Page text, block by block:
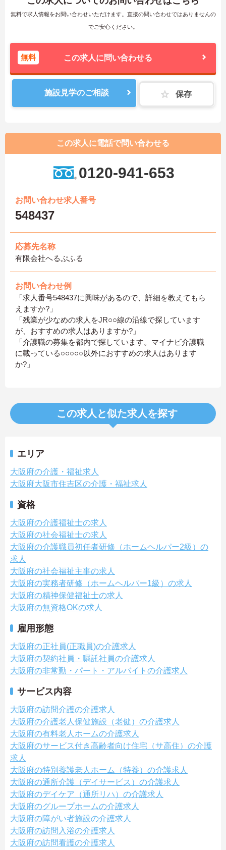
無料で求人情報をお問い合わせいただけます。直接の問い合わせではありませんの
でご安心ください。
無料 この求人に問い合わせる
施設見学のご相談 保存
この求人に電話で問い合わせる
0120-941-653
お問い合わせ求人番号
548437
応募先名称
有限会社へるぷふる
お問い合わせ例
「求人番号548437に興味があるので、詳細を教えてもら
えますか?」
「残業が少なめの求人をJR○○線の沿線で探しています
が、おすすめの求人はありますか?」
「介護職の募集を都内で探しています。マイナビ介護職
に載っている○○○○○以外におすすめの求人はあります
か?」
この求人と似た求人を探す
エリア
大阪府の介護・福祉求人
大阪府大阪市住吉区の介護・福祉求人
資格
大阪府の介護福祉士の求人
大阪府の社会福祉士の求人
大阪府の介護職員初任者研修（ホームヘルパー2級）の
求人
大阪府の社会福祉主事の求人
大阪府の実務者研修（ホームヘルパー1級）の求人
大阪府の精神保健福祉士の求人
大阪府の無資格OKの求人
雇用形態
大阪府の正社員(正職員)の介護求人
大阪府の契約社員・嘱託社員の介護求人
大阪府の非常勤・パート・アルバイトの介護求人
サービス内容
大阪府の訪問介護の介護求人
大阪府の介護老人保健施設（老健）の介護求人
大阪府の有料老人ホームの介護求人
大阪府のサービス付き高齢者向け住宅（サ高住）の介護
求人
大阪府の特別養護老人ホーム（特養）の介護求人
大阪府の通所介護（デイサービス）の介護求人
大阪府のデイケア（通所リハ）の介護求人
大阪府のグループホームの介護求人
大阪府の障がい者施設の介護求人
大阪府の訪問入浴の介護求人
大阪府の訪問看護の介護求人